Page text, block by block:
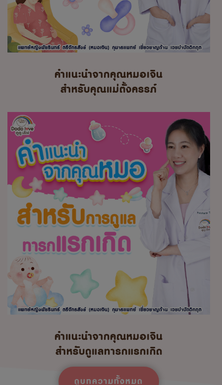
คำแนะนำจากคุณหมอเจิน
สำหรับคุณแม่ตั้งครรภ์
คำแนะนำจากคุณหมอเจิน
สำหรับดูแลทารกแรกเกิด
ดูบทความทั้งหมด